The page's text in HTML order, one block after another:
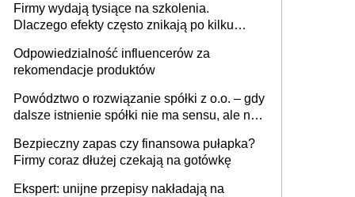
firmie
Firmy wydają tysiące na szkolenia.
Dlaczego efekty często znikają po kilku
Odpowiedzialność influencerów za
rekomendacje produktów
Powództwo o rozwiązanie spółki z o.o. – gdy
dalsze istnienie spółki nie ma sensu, ale nie
Bezpieczny zapas czy finansowa pułapka?
Firmy coraz dłużej czekają na gotówkę
Ekspert: unijne przepisy nakładają na